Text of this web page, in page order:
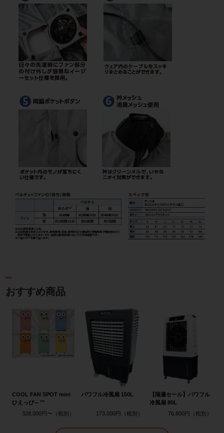
おすすめ商品
COOL FAN SPOT mini
ひえっぴ～™
328,000円〜
パワフル冷風扇 150L
173,000円
【隔週セール】パワフル
冷風扇 80L
76,800円